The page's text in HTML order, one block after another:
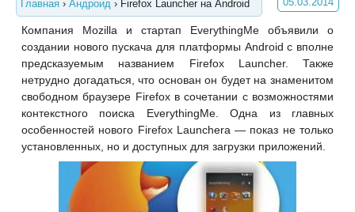
Главная › Андроид › Firefox Launcher на Android
Компания Mozilla и стартап EverythingMe объявили о
создании нового пускача для платформы Android с вполне
предсказуемым названием Firefox Launcher. Также
нетрудно догадаться, что основан он будет на знаменитом
свободном браузере Firefox в сочетании с возможностями
контекстного поиска EverythingMe. Одна из главных
особенностей нового Firefox Launcherа — показ не только
установленных, но и доступных для загрузки приложений.